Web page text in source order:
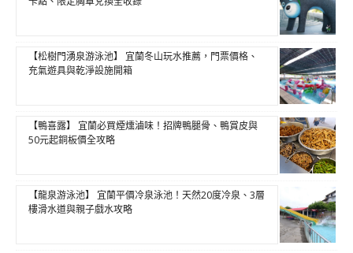
【松樹門湧泉游泳池】 宜蘭冬山玩水推薦，門票價格、
充氣遊具與乾淨設施開箱
【鴨喜露】 宜蘭必買煙燻滷味！招牌鴨腿骨、鴨賞皮與
50元起銅板價全攻略
【龍泉游泳池】 宜蘭平價冷泉泳池！天然20度冷泉、3層
樓滑水道與親子戲水攻略